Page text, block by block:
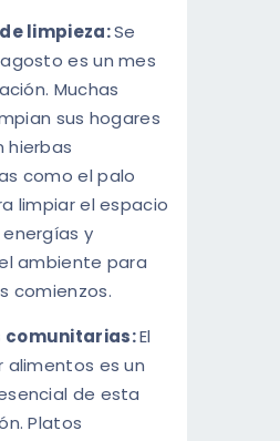
limpieza:Se
es un mes
Muchas
sus hogares
hierbas
como el palo
limpiar el espacio
y
ambiente para
comienzos.
comunitarias:El
alimentos es un
de esta
Platos